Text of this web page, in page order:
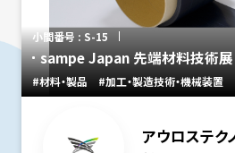
小間番号 : S-15
sampe Japan 先端材料技術展
#材料・製品 #加工・製造技術・機械装置
アウロステク